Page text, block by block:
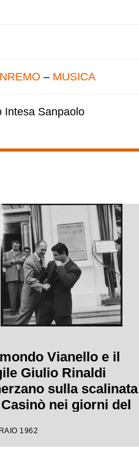
– MUSICA
Intesa Sanpaolo
Vianello e il
Giulio Rinaldi
sulla scalinata
nei giorni del
1962